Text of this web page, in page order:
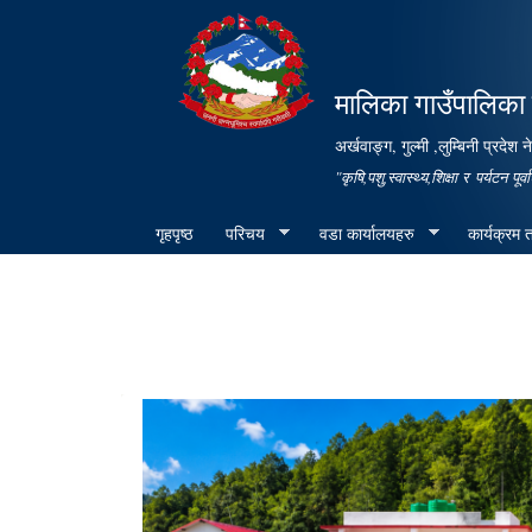
मालिका
अर्खवाङ्ग, गुल्मी ,लुम्बिनी प्रदेश
"कृषि,पशु,स्वास्थ्य,शिक्षा र पर्यटन
गृहपृष्ठ परिचय वडा कार्यालयहरु कार्यक्रम